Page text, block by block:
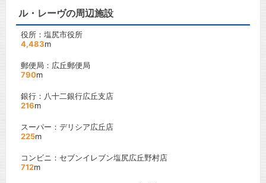
ル・レーヴの周辺施設
役所：塩尻市役所
4,483m
郵便局：広丘郵便局
790m
銀行：八十二銀行広丘支店
216m
スーパー：デリシア広丘店
225m
コンビニ：セブンイレブン塩尻広丘野村店
712m